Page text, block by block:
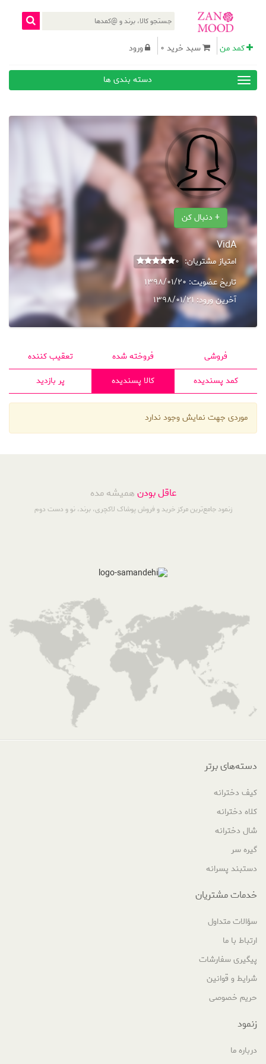
کمد من سبد خرید 0 ورود
دسته بندی ها
+ دنبال کن
VidA
امتیاز مشتریان: 0
تاریخ عضویت: 1398/01/20
آخرین ورود: 1398/01/21
فروشی فروخته شده
تعقیب کننده
کمد پسندیده
کالا پسندیده پر بازدید
موردی جهت نمایش وجود ندارد
عاقل بودنهمیشه مده
زنمود جامع‌ترین مرکز خرید و فروش پوشاک لاکچری، برند، نو و دست دوم
دسته‌های برتر
کیف دخترانه
کلاه دخترانه
شال دخترانه
گیره سر
دستبند پسرانه
خدمات مشتریان
سؤالات متداول
ارتباط با ما
پیگیری سفارشات
شرایط و قوانین
حریم خصوصی
زنمود
درباره ما